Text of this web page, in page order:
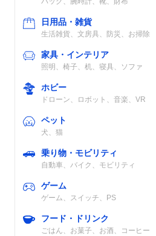
日用品・雑貨
生活雑貨、文房具、防災、お掃除
家具・インテリア
照明、椅子、机、寝具、ソファ
ホビー
ドローン、ロボット、音楽、VR
ペット
犬、猫
乗り物・モビリティ
自動車、バイク、モビリティ
ゲーム
ゲーム、スイッチ、PS
フード・ドリンク
ごはん、お菓子、お酒、コーヒー